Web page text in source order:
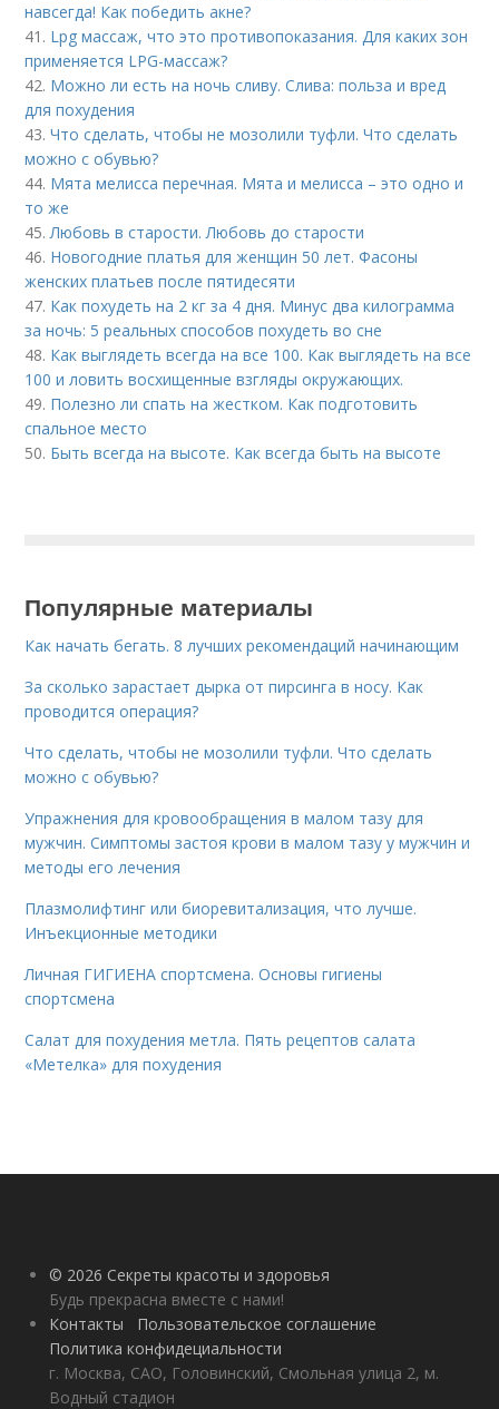
навсегда! Как победить акне?
41. Lpg массаж, что это противопоказания. Для каких зон
применяется LPG-массаж?
42. Можно ли есть на ночь сливу. Слива: польза и вред
для похудения
43.Что сделать, чтобы не мозолили туфли. Что сделать
можно с обувью?
44. Мята мелисса перечная. Мята и мелисса – это одно и
то же
45.Любовь в старости. Любовь до старости
46. Новогодние платья для женщин 50 лет. Фасоны
женских платьев после пятидесяти
47. Как похудеть на 2 кг за 4 дня. Минус два килограмма
за ночь: 5 реальных способов похудеть во сне
48. Как выглядеть всегда на все 100. Как выглядеть на все
100 и ловить восхищенные взгляды окружающих.
49. Полезно ли спать на жестком. Как подготовить
спальное место
50. Быть всегда на высоте. Как всегда быть на высоте
Популярные материалы
Как начать бегать. 8 лучших рекомендаций начинающим
За сколько зарастает дырка от пирсинга в носу. Как
проводится операция?
Что сделать, чтобы не мозолили туфли. Что сделать
можно с обувью?
Упражнения для кровообращения в малом тазу для
мужчин. Симптомы застоя крови в малом тазу у мужчин и
методы его лечения
Плазмолифтинг или биоревитализация, что лучше.
Инъекционные методики
Личная ГИГИЕНА спортсмена. Основы гигиены
спортсмена
Салат для похудения метла. Пять рецептов салата
«Метелка» для похудения
© 2026 Секреты красоты и здоровья
Будь прекрасна вместе с нами!
Контакты
Пользовательское соглашение
Политика конфидециальности
г. Москва, САО, Головинский, Смольная улица 2, м.
Водный стадион